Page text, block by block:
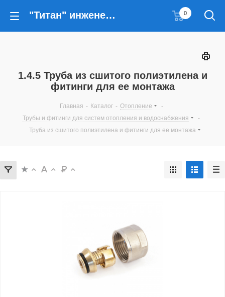
"Титан" инженерные решения 0
1.4.5 Труба из сшитого полиэтилена и
фитинги для ее монтажа
Главная - Каталог - Отопление
-
Трубы и фитинги для систем отопления и водоснабжения
-
Труба из сшитого полиэтилена и фитинги для ее монтажа